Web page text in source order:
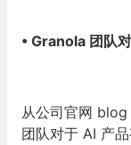
• Granola 团队
从公司官网
团队对于 AI 产